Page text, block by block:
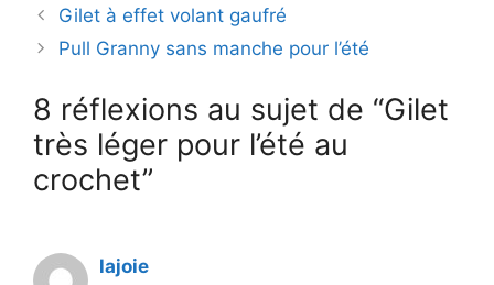
Gilet à effet volant gaufré
Pull Granny sans manche pour l’été
8 réflexions au sujet de “Gilet
très léger pour l’été au
crochet”
lajoie